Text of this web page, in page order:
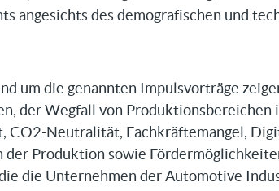
angesichts des demografischen und
um die genannten Impulsvorträge
der Wegfall von Produktionsbereichen
CO2-Neutralität, Fachkräftemangel,
der Produktion sowie
die Unternehmen der Automotive